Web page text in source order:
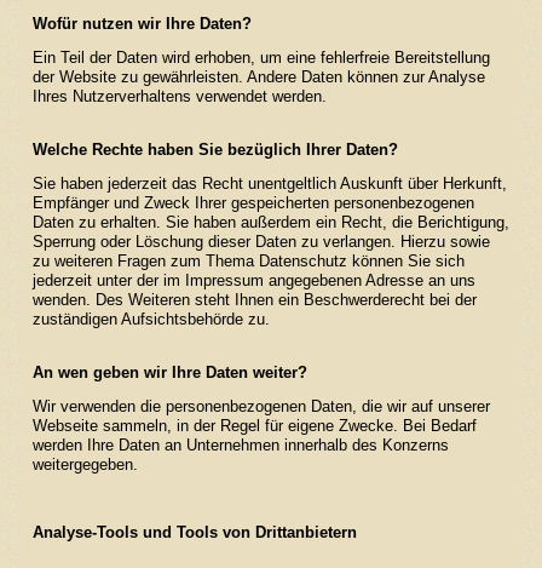
Wofür nutzen wir Ihre Daten?
Ein Teil der Daten wird erhoben, um eine fehlerfreie Bereitstellung
der Website zu gewährleisten. Andere Daten können zur Analyse
Ihres Nutzerverhaltens verwendet werden.
Welche Rechte haben Sie bezüglich Ihrer Daten?
Sie haben jederzeit das Recht unentgeltlich Auskunft über Herkunft,
Empfänger und Zweck Ihrer gespeicherten personenbezogenen
Daten zu erhalten. Sie haben außerdem ein Recht, die Berichtigung,
Sperrung oder Löschung dieser Daten zu verlangen. Hierzu sowie
zu weiteren Fragen zum Thema Datenschutz können Sie sich
jederzeit unter der im Impressum angegebenen Adresse an uns
wenden. Des Weiteren steht Ihnen ein Beschwerderecht bei der
zuständigen Aufsichtsbehörde zu.
An wen geben wir Ihre Daten weiter?
Wir verwenden die personenbezogenen Daten, die wir auf unserer
Webseite sammeln, in der Regel für eigene Zwecke. Bei Bedarf
werden Ihre Daten an Unternehmen innerhalb des Konzerns
weitergegeben.
Analyse-Tools und Tools von Drittanbietern